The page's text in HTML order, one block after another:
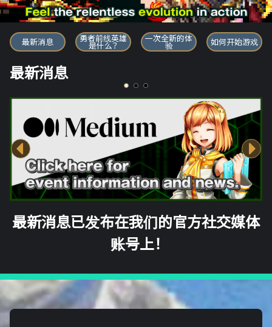
勇者前线英雄
最新消息 勇者前线英雄
是什么？
一次全新的体
验 如何开始游戏
最新消息
最新消息已发布在我们的官方社交媒体
账号上！